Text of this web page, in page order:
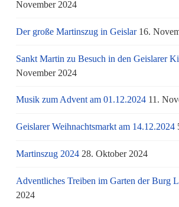
November 2024
Der große Martinszug in Geislar 16.
Sankt Martin zu Besuch in den Geislarer
November 2024
Musik zum Advent am 01.12.2024 11.
Geislarer Weihnachtsmarkt am 14.12.2024
Martinszug 2024 28. Oktober 2024
Adventliches Treiben im Garten der Burg
2024